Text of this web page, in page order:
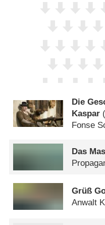
Die
Kaspar (
Fonse
Das
Grüß
Anwalt